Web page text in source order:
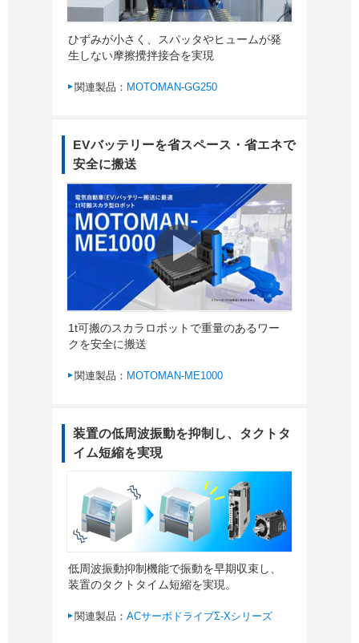
ひずみが小さく、スパッタやヒュームが発
生しない摩擦攪拌接合を実現
関連製品： MOTOMAN-GG250
EVバッテリーを省スペース・省エネで
安全に搬送
1t可搬のスカラロボットで重量のあるワー
クを安全に搬送
関連製品： MOTOMAN-ME1000
装置の低周波振動を抑制し、タクトタ
イム短縮を実現
低周波振動抑制機能で振動を早期収束し、
装置のタクトタイム短縮を実現。
関連製品： ACサーボドライブΣ-Xシリーズ